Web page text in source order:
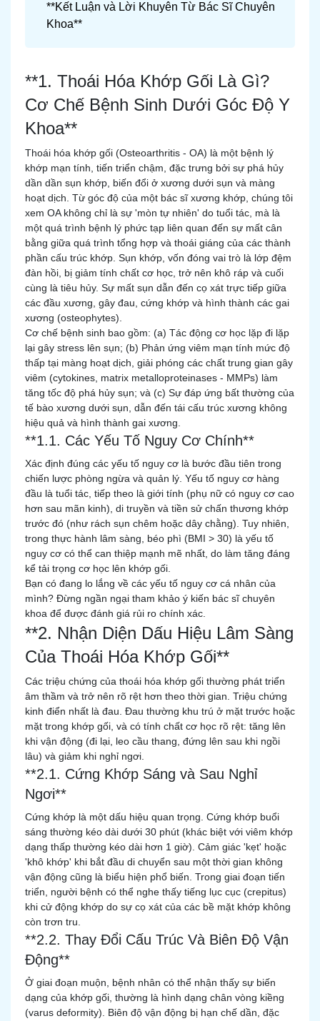
**Kết Luận và Lời Khuyên Từ Bác Sĩ Chuyên
Khoa**
**1. Thoái Hóa Khớp Gối Là Gì?
Cơ Chế Bệnh Sinh Dưới Góc Độ Y
Khoa**
Thoái hóa khớp gối (Osteoarthritis - OA) là một bệnh lý
khớp mạn tính, tiến triển chậm, đặc trưng bởi sự phá hủy
dần dần sụn khớp, biến đổi ở xương dưới sụn và màng
hoạt dịch. Từ góc độ của một bác sĩ xương khớp, chúng tôi
xem OA không chỉ là sự 'mòn tự nhiên' do tuổi tác, mà là
một quá trình bệnh lý phức tạp liên quan đến sự mất cân
bằng giữa quá trình tổng hợp và thoái giáng của các thành
phần cấu trúc khớp. Sụn khớp, vốn đóng vai trò là lớp đệm
đàn hồi, bị giảm tính chất cơ học, trở nên khô ráp và cuối
cùng là tiêu hủy. Sự mất sụn dẫn đến cọ xát trực tiếp giữa
các đầu xương, gây đau, cứng khớp và hình thành các gai
xương (osteophytes).
Cơ chế bệnh sinh bao gồm: (a) Tác động cơ học lặp đi lặp
lại gây stress lên sụn; (b) Phản ứng viêm mạn tính mức độ
thấp tại màng hoạt dịch, giải phóng các chất trung gian gây
viêm (cytokines, matrix metalloproteinases - MMPs) làm
tăng tốc độ phá hủy sụn; và (c) Sự đáp ứng bất thường của
tế bào xương dưới sụn, dẫn đến tái cấu trúc xương không
hiệu quả và hình thành gai xương.
**1.1. Các Yếu Tố Nguy Cơ Chính**
Xác định đúng các yếu tố nguy cơ là bước đầu tiên trong
chiến lược phòng ngừa và quản lý. Yếu tố nguy cơ hàng
đầu là tuổi tác, tiếp theo là giới tính (phụ nữ có nguy cơ cao
hơn sau mãn kinh), di truyền và tiền sử chấn thương khớp
trước đó (như rách sụn chêm hoặc dây chằng). Tuy nhiên,
trong thực hành lâm sàng, béo phì (BMI > 30) là yếu tố
nguy cơ có thể can thiệp mạnh mẽ nhất, do làm tăng đáng
kể tải trọng cơ học lên khớp gối.
Bạn có đang lo lắng về các yếu tố nguy cơ cá nhân của
mình? Đừng ngần ngại tham khảo ý kiến bác sĩ chuyên
khoa để được đánh giá rủi ro chính xác.
**2. Nhận Diện Dấu Hiệu Lâm Sàng
Của Thoái Hóa Khớp Gối**
Các triệu chứng của thoái hóa khớp gối thường phát triển
âm thầm và trở nên rõ rệt hơn theo thời gian. Triệu chứng
kinh điển nhất là đau. Đau thường khu trú ở mặt trước hoặc
mặt trong khớp gối, và có tính chất cơ học rõ rệt: tăng lên
khi vận động (đi lại, leo cầu thang, đứng lên sau khi ngồi
lâu) và giảm khi nghỉ ngơi.
**2.1. Cứng Khớp Sáng và Sau Nghỉ
Ngơi**
Cứng khớp là một dấu hiệu quan trọng. Cứng khớp buổi
sáng thường kéo dài dưới 30 phút (khác biệt với viêm khớp
dạng thấp thường kéo dài hơn 1 giờ). Cảm giác 'kẹt' hoặc
'khô khớp' khi bắt đầu di chuyển sau một thời gian không
vận động cũng là biểu hiện phổ biến. Trong giai đoạn tiến
triển, người bệnh có thể nghe thấy tiếng lục cục (crepitus)
khi cử động khớp do sự cọ xát của các bề mặt khớp không
còn trơn tru.
**2.2. Thay Đổi Cấu Trúc Và Biên Độ Vận
Động**
Ở giai đoạn muộn, bệnh nhân có thể nhận thấy sự biến
dạng của khớp gối, thường là hình dạng chân vòng kiềng
(varus deformity). Biên độ vận động bị hạn chế dần, đặc